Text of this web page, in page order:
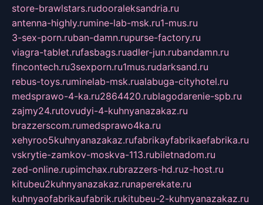
store-brawlstars.rudooraleksandria.ru
antenna-highly.rumine-lab-msk.ru1-mus.ru
3-sex-porn.ruban-damn.rupurse-factory.ru
viagra-tablet.rufasbags.ruadler-jun.rubandamn.ru
fincontech.ru3sexporn.ru1mus.rudarksand.ru
rebus-toys.ruminelab-msk.rualabuga-cityhotel.ru
medsprawo-4-ka.ru2864420.rublagodarenie-spb.ru
zajmy24.rutovudyi-4-kuhnyanazakaz.ru
brazzerscom.rumedsprawo4ka.ru
xehyroo5kuhnyanazakaz.rufabrikayfabrikaefabrika.ru
vskrytie-zamkov-moskva-113.rubiletnadom.ru
zed-online.rupimchax.rubrazzers-hd.ruz-host.ru
kitubeu2kuhnyanazakaz.runaperekate.ru
kuhnyaofabrikaufabrik.rukitubeu-2-kuhnyanazakaz.ru